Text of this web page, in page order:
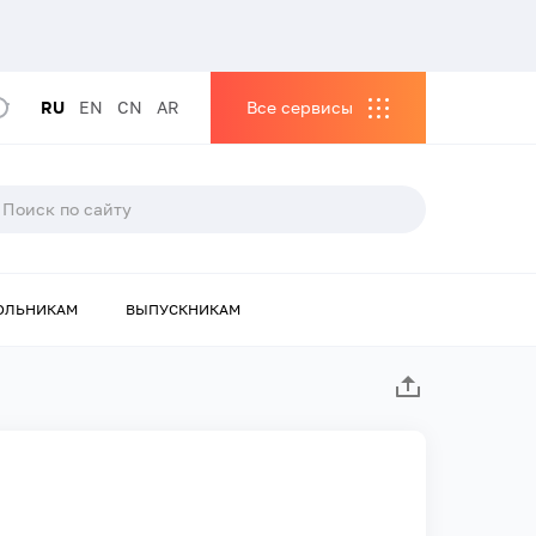
RU EN CN AR Все сервисы
ВЫПУСКНИКАМ